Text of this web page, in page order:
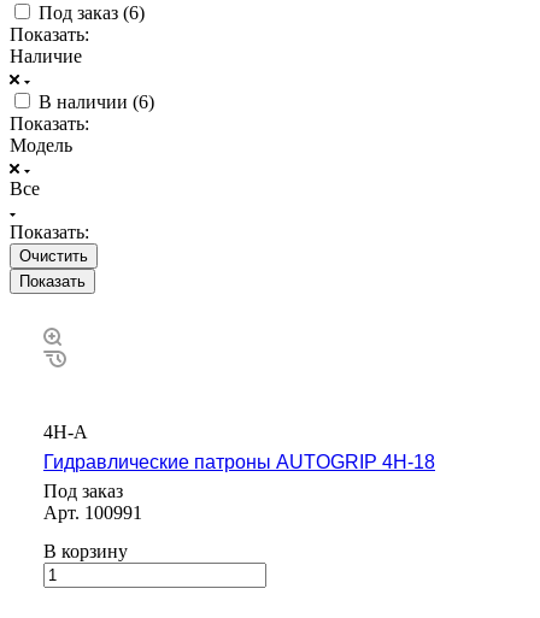
Под заказ (6)
Показать:
Наличие
В наличии (6)
Показать:
Модель
Все
Показать:
Очистить
4H-A
Гидравлические патроны AUTOGRIP 4H-18
Под заказ
Арт. 100991
В корзину